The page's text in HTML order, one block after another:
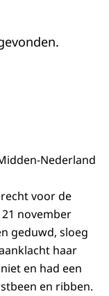
Nederland
voor de
november
geduwd, sloeg
haar
en had een
en ribben.